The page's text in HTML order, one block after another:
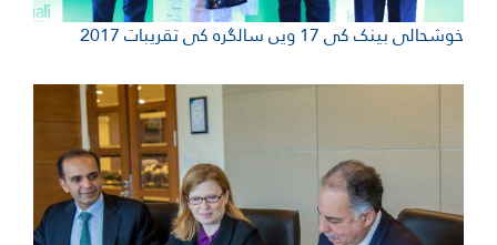
17 ویں سالگرہ کی تقریبات 2017